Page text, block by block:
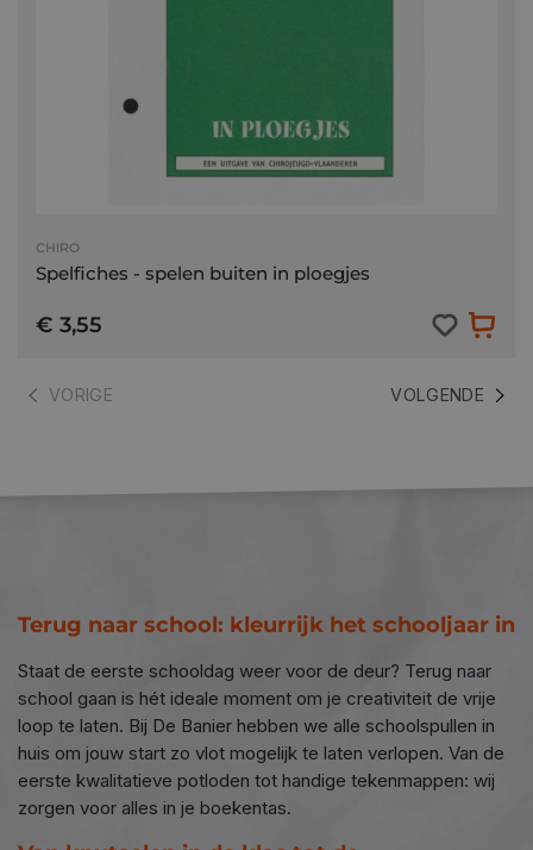
CHIRO
Spelfiches - spelen buiten in ploegjes
€ 3,55
VORIGE VOLGENDE
Terug naar school: kleurrijk het schooljaar in
Staat de eerste schooldag weer voor de deur? Terug naar
school gaan is hét ideale moment om je creativiteit de vrije
loop te laten. Bij De Banier hebben we alle schoolspullen in
huis om jouw start zo vlot mogelijk te laten verlopen. Van de
eerste kwalitatieve potloden tot handige tekenmappen: wij
zorgen voor alles in je boekentas.